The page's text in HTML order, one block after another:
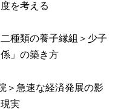
を考える
種類の養子縁組＞少子
」の築き方
＞急速な経済発展の影
実